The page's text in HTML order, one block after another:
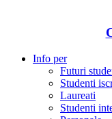
Info per
Futuri
Studenti
Laureati
Studenti